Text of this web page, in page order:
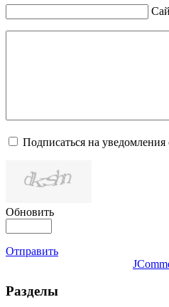
Подписаться на
Обновить
Отправить
Разделы